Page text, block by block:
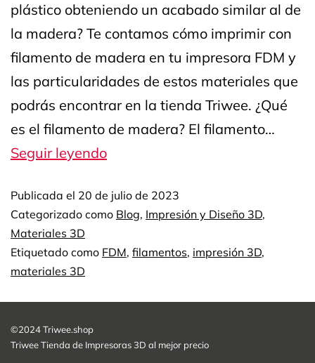
plástico obteniendo un acabado similar al de
la madera? Te contamos cómo imprimir con
filamento de madera en tu impresora FDM y
las particularidades de estos materiales que
podrás encontrar en la tienda Triwee. ¿Qué
es el filamento de madera? El filamento…
Seguir leyendo
Publicada el 20 de julio de 2023
Categorizado como Blog, Impresión y Diseño 3D,
Materiales 3D
Etiquetado como FDM, filamentos, impresión 3D,
materiales 3D
©2024 Triwee.shop
Triwee Tienda de Impresoras 3D al mejor precio